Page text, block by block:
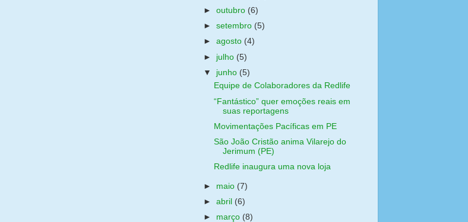
►outubro (6)
►setembro (5)
►agosto (4)
► julho (5)
▼ junho (5)
Equipe de Colaboradores da Redlife
“Fantástico” quer emoções reais em
suas reportagens
Movimentações Pacíficas em PE
São João Cristão anima Vilarejo do
Jerimum (PE)
Redlife inaugura uma nova loja
► maio (7)
►abril (6)
► março (8)